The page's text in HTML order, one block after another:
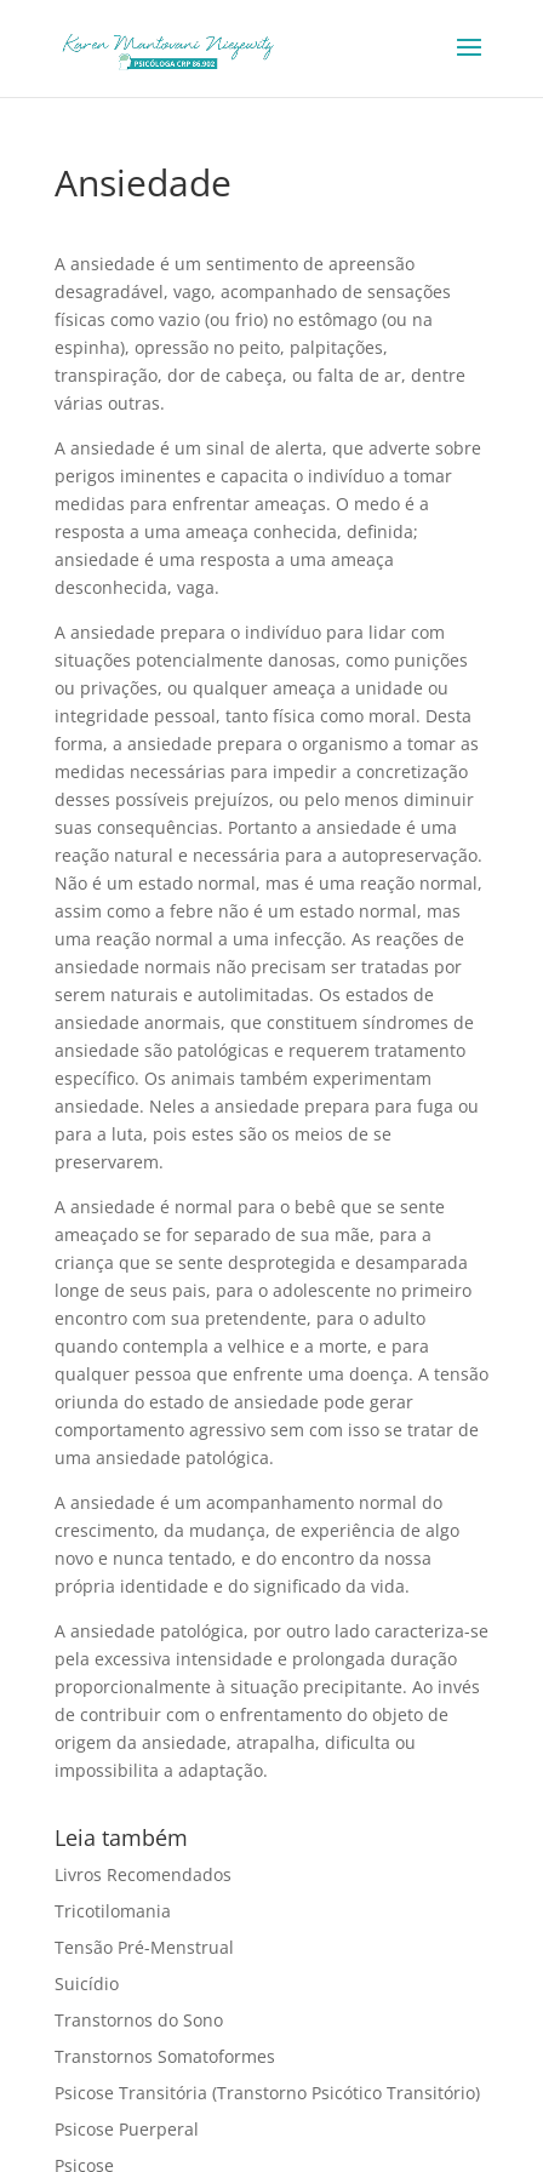
Ansiedade
A ansiedade é um sentimento de apreensão
desagradável, vago, acompanhado de sensações
físicas como vazio (ou frio) no estômago (ou na
espinha), opressão no peito, palpitações,
transpiração, dor de cabeça, ou falta de ar, dentre
várias outras.
A ansiedade é um sinal de alerta, que adverte sobre
perigos iminentes e capacita o indivíduo a tomar
medidas para enfrentar ameaças. O medo é a
resposta a uma ameaça conhecida, definida;
ansiedade é uma resposta a uma ameaça
desconhecida, vaga.
A ansiedade prepara o indivíduo para lidar com
situações potencialmente danosas, como punições
ou privações, ou qualquer ameaça a unidade ou
integridade pessoal, tanto física como moral. Desta
forma, a ansiedade prepara o organismo a tomar as
medidas necessárias para impedir a concretização
desses possíveis prejuízos, ou pelo menos diminuir
suas consequências. Portanto a ansiedade é uma
reação natural e necessária para a autopreservação.
Não é um estado normal, mas é uma reação normal,
assim como a febre não é um estado normal, mas
uma reação normal a uma infecção. As reações de
ansiedade normais não precisam ser tratadas por
serem naturais e autolimitadas. Os estados de
ansiedade anormais, que constituem síndromes de
ansiedade são patológicas e requerem tratamento
específico. Os animais também experimentam
ansiedade. Neles a ansiedade prepara para fuga ou
para a luta, pois estes são os meios de se
preservarem.
A ansiedade é normal para o bebê que se sente
ameaçado se for separado de sua mãe, para a
criança que se sente desprotegida e desamparada
longe de seus pais, para o adolescente no primeiro
encontro com sua pretendente, para o adulto
quando contempla a velhice e a morte, e para
qualquer pessoa que enfrente uma doença. A tensão
oriunda do estado de ansiedade pode gerar
comportamento agressivo sem com isso se tratar de
uma ansiedade patológica.
A ansiedade é um acompanhamento normal do
crescimento, da mudança, de experiência de algo
novo e nunca tentado, e do encontro da nossa
própria identidade e do significado da vida.
A ansiedade patológica, por outro lado caracteriza-se
pela excessiva intensidade e prolongada duração
proporcionalmente à situação precipitante. Ao invés
de contribuir com o enfrentamento do objeto de
origem da ansiedade, atrapalha, dificulta ou
impossibilita a adaptação.
Leia também
Livros Recomendados
Tricotilomania
Tensão Pré-Menstrual
Suicídio
Transtornos do Sono
Transtornos Somatoformes
Psicose Transitória (Transtorno Psicótico Transitório)
Psicose Puerperal
Psicose